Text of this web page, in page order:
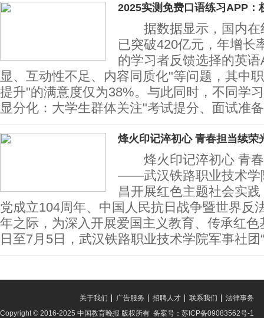
2025实测免费口语练习APP：
据数据显示，国内在
已突破420亿元，年增长
的学习者反馈选择的英
显、互动性不足、内容同质化"等问题，其中
提升"的满意度仅为38%。与此同时，不同学
显分化：大学生群体关注"考试提分、面试准
烽火印记淬初心 青春担当续
烽火印记淬初心 青
——武汉铁路职业技术学
昌开展红色主题社会
党成立104周年、中国人民抗日战争暨世界反
年之际，为深入开展爱国主义教育、传承红色
日至7月5日，武汉铁路职业技术学院军事社团
法律事务
联系我们
招聘人才
广告服务
关于我们
Copyright © 2016-2025 中国教育晚报 版权所有 备案号：苏ICP备09083562号-1